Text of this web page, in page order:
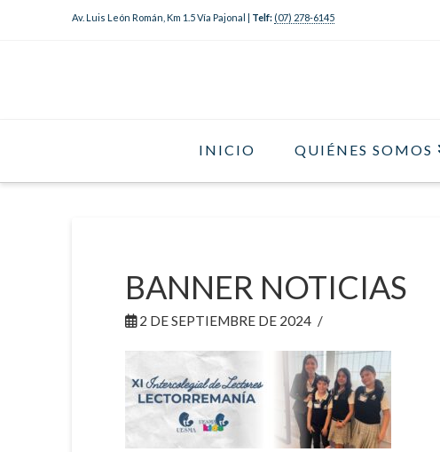
Av. Luis León Román, Km 1.5 Vía Pajonal | Telf: (07) 278-6145
INICIO QUIÉNES SOMOS
BANNER NOTICIAS
2 DE SEPTIEMBRE DE 2024